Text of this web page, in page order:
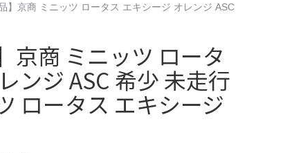
】京商 ミニッツ ロータス エキシージ オレンジ ASC
京商 ミニッツ ロータ
ンジ ASC 希少 未走行
ロータス エキシージ